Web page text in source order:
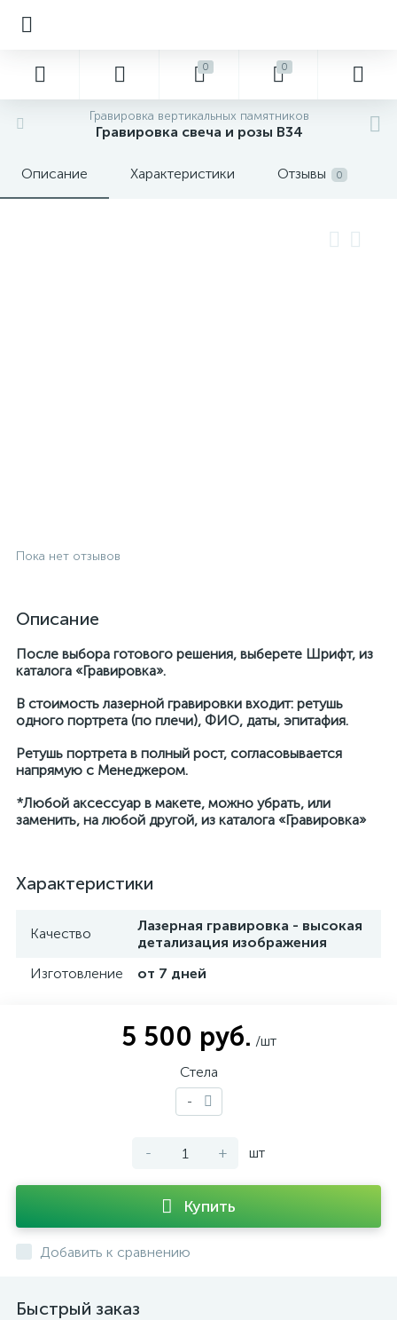
0 0
Гравировка вертикальных памятников
Гравировка свеча и розы В34
Описание Характеристики Отзывы 0
Пока нет отзывов
Описание
После выбора готового решения, выберете Шрифт, из
каталога «Гравировка».
В стоимость лазерной гравировки входит: ретушь
одного портрета (по плечи), ФИО, даты, эпитафия.
Ретушь портрета в полный рост, согласовывается
напрямую с Менеджером.
*Любой аксессуар в макете, можно убрать, или
заменить, на любой другой, из каталога «Гравировка»
Характеристики
Качество
Лазерная гравировка - высокая
детализация изображения
Изготовление
от 7 дней
5 500 руб. /шт
Стела
-
- + шт
Купить
Добавить к сравнению
Быстрый заказ